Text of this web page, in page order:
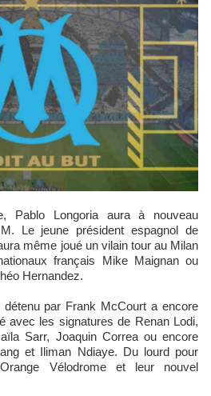
Le jeune président espagnol de
même joué un vilain tour au Milan
français Mike Maignan ou
Hernandez.
par Frank McCourt a encore
avec les signatures de Renan Lodi,
Sarr, Joaquin Correa ou encore
et Iliman Ndiaye. Du lourd pour
Vélodrome et leur nouvel